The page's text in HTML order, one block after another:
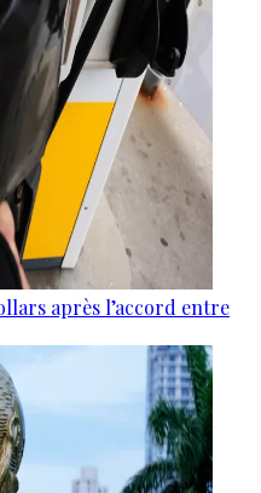
après l’accord entre